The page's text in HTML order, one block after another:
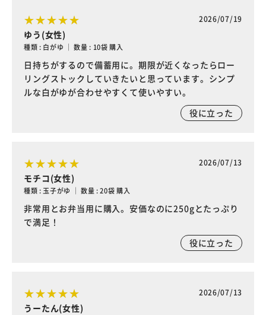
2026/07/19
ゆう(女性)
種類 : 白がゆ ｜ 数量 : 10袋 購入
日持ちがするので備蓄用に。期限が近くなったらロー
リングストックしていきたいと思っています。シンプ
ルな白がゆが合わせやすくて使いやすい。
役に立った
2026/07/13
モチコ(女性)
種類 : 玉子がゆ ｜ 数量 : 20袋 購入
非常用とお弁当用に購入。安価なのに250gとたっぷり
で満足！
役に立った
2026/07/13
うーたん(女性)